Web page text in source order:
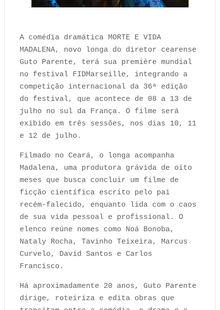
A comédia dramática MORTE E VIDA
MADALENA, novo longa do diretor cearense
Guto Parente, terá sua première mundial
no festival FIDMarseille, integrando a
competição internacional da 36ª edição
do festival, que acontece de 08 a 13 de
julho no sul da França. O filme será
exibido em três sessões, nos dias 10, 11
e 12 de julho.
Filmado no Ceará, o longa acompanha
Madalena, uma produtora grávida de oito
meses que busca concluir um filme de
ficção científica escrito pelo pai
recém-falecido, enquanto lida com o caos
de sua vida pessoal e profissional. O
elenco reúne nomes como Noá Bonoba,
Nataly Rocha, Tavinho Teixeira, Marcus
Curvelo, David Santos e Carlos
Francisco.
Há aproximadamente 20 anos, Guto Parente
dirige, roteiriza e edita obras que